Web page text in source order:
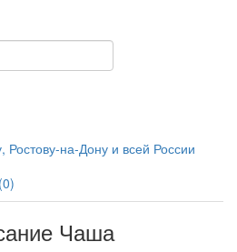
Ростову-на-Дону и всей России
Чаша